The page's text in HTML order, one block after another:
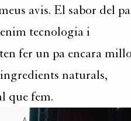
avis. El sabor del
tecnologia i
fer un pa encara
ingredients naturals,
que fem.